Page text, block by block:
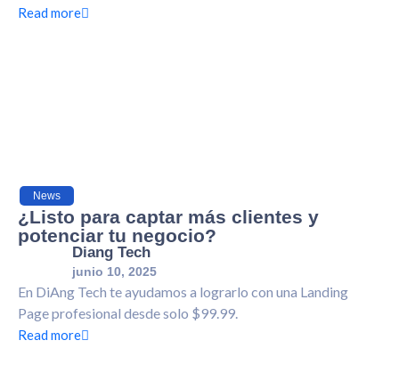
Read more
News
¿Listo para captar más clientes y
potenciar tu negocio?
Diang Tech
junio 10, 2025
En DiAng Tech te ayudamos a lograrlo con una Landing
Page profesional desde solo $99.99.
Read more